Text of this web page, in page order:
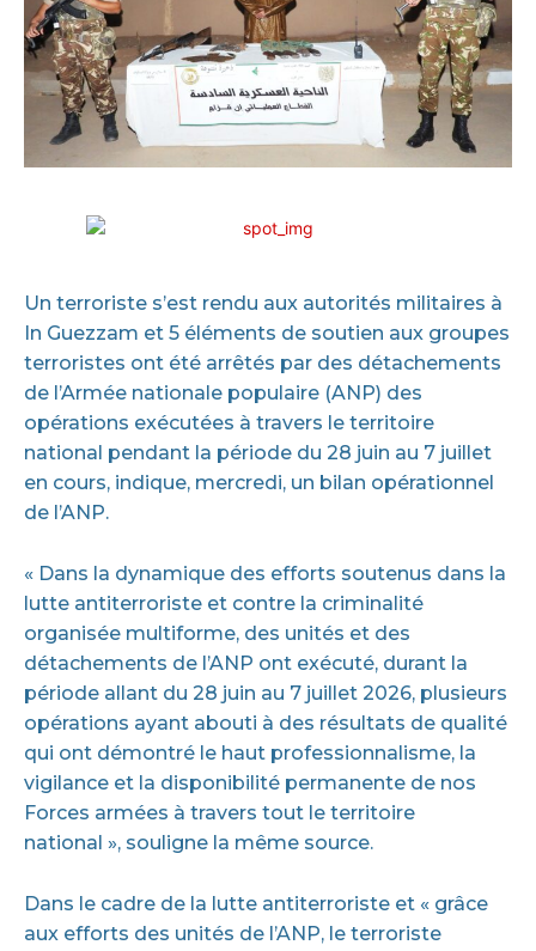
Un terroriste s’est rendu aux autorités militaires à
In Guezzam et 5 éléments de soutien aux groupes
terroristes ont été arrêtés par des détachements
de l’Armée nationale populaire (ANP) des
opérations exécutées à travers le territoire
national pendant la période du 28 juin au 7 juillet
en cours, indique, mercredi, un bilan opérationnel
de l’ANP.
« Dans la dynamique des efforts soutenus dans la
lutte antiterroriste et contre la criminalité
organisée multiforme, des unités et des
détachements de l’ANP ont exécuté, durant la
période allant du 28 juin au 7 juillet 2026, plusieurs
opérations ayant abouti à des résultats de qualité
qui ont démontré le haut professionnalisme, la
vigilance et la disponibilité permanente de nos
Forces armées à travers tout le territoire
national », souligne la même source.
Dans le cadre de la lutte antiterroriste et « grâce
aux efforts des unités de l’ANP, le terroriste